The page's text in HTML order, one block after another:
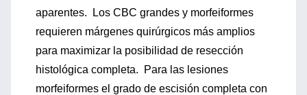
aparentes. Los CBC grandes y morfeiformes
requieren márgenes quirúrgicos más amplios
para maximizar la posibilidad de resección
histológica completa. Para las lesiones
morfeiformes el grado de escisión completa con